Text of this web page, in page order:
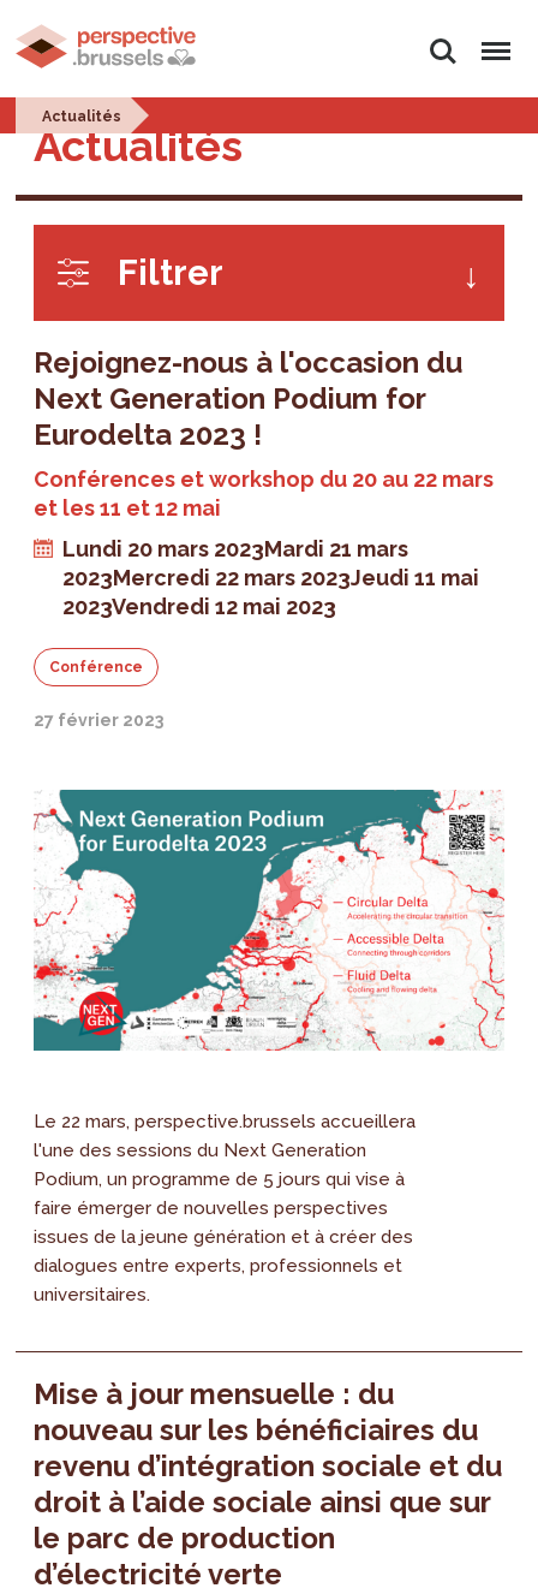
Rechercher
Menu
Actualités
Actualités
Filtrer
Rejoignez-nous à l'occasion du
Next Generation Podium for
Eurodelta 2023 !
Conférences et workshop du 20 au 22 mars
et les 11 et 12 mai
Lundi 20 mars 2023Mardi 21 mars
2023Mercredi 22 mars 2023Jeudi 11 mai
2023Vendredi 12 mai 2023
Conférence
27 février 2023
Le 22 mars, perspective.brussels accueillera
l'une des sessions du Next Generation
Podium, un programme de 5 jours qui vise à
faire émerger de nouvelles perspectives
issues de la jeune génération et à créer des
dialogues entre experts, professionnels et
universitaires.
Mise à jour mensuelle : du
nouveau sur les bénéficiaires du
revenu d’intégration sociale et du
droit à l’aide sociale ainsi que sur
le parc de production
d’électricité verte